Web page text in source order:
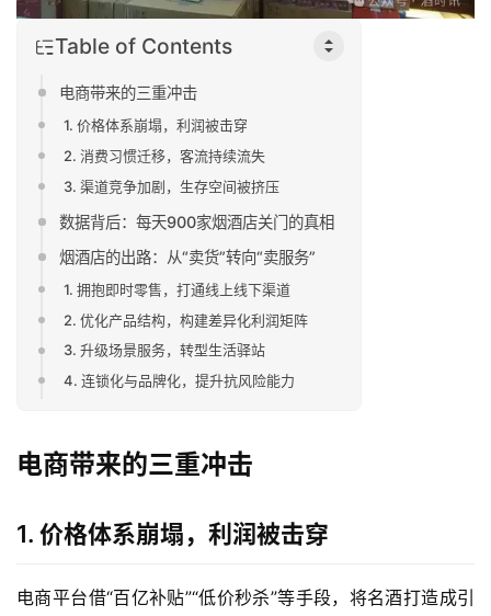
Table of Contents
电商带来的三重冲击
1. 价格体系崩塌，利润被击穿
2. 消费习惯迁移，客流持续流失
3. 渠道竞争加剧，生存空间被挤压
数据背后：每天900家烟酒店关门的真相
烟酒店的出路：从“卖货”转向“卖服务”
1. 拥抱即时零售，打通线上线下渠道
2. 优化产品结构，构建差异化利润矩阵
3. 升级场景服务，转型生活驿站
4. 连锁化与品牌化，提升抗风险能力
电商带来的三重冲击
1. 价格体系崩塌，利润被击穿
电商平台借“百亿补贴”“低价秒杀”等手段，将名酒打造成引